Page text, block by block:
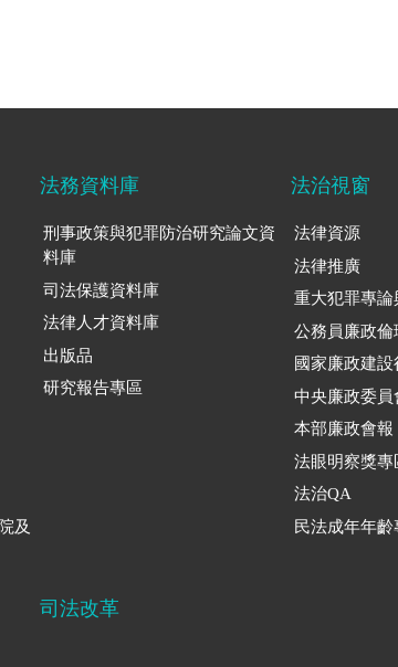
及
法務資料庫
刑事政策與犯罪防治研究論文資
料庫
司法保護資料庫
法律人才資料庫
出版品
研究報告專區
法治視窗
法律資源
法律推廣
重大犯罪專論
公務員廉政倫
國家廉政建
中央廉政委員
本部廉政會報
法眼明察獎專
法治QA
民法成年年齡
司法改革